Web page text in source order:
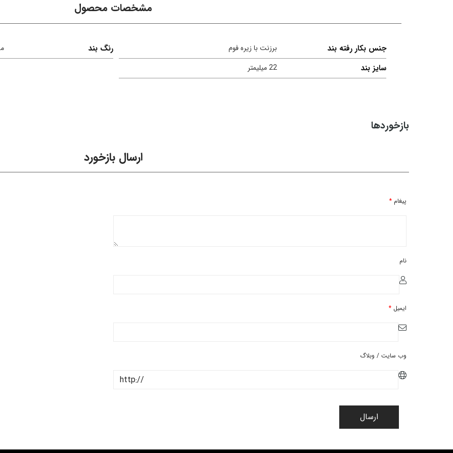
مشخصات محصول
جنس بکار رفته بند برزنت با زیره فوم رنگ بند
سایز بند 22 میلیمتر
بازخوردها
ارسال بازخورد
پیغام *
نام
ایمیل *
وب سایت / وبلاگ
ارسال